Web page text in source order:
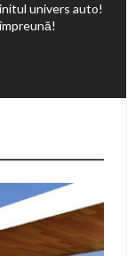
univers auto!